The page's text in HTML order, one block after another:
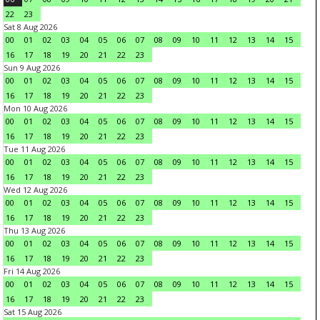
22
23
Sat 8 Aug 2026
00
01 02 03 04 05 06 07 08 09 10 11 12 13 14
15
16
17 18 19 20 21 22
23
Sun 9 Aug 2026
00
01 02 03 04 05 06 07 08 09 10 11 12 13 14
15
16
17 18 19 20 21 22
23
Mon 10 Aug 2026
00
01 02 03 04 05 06 07 08 09 10 11 12 13 14
15
16
17 18 19 20 21 22
23
Tue 11 Aug 2026
00
01 02 03 04 05 06 07 08 09 10 11 12 13 14
15
16
17 18 19 20 21 22
23
Wed 12 Aug 2026
00
01 02 03 04 05 06 07 08 09 10 11 12 13 14
15
16
17 18 19 20 21 22
23
Thu 13 Aug 2026
00
01 02 03 04 05 06 07 08 09 10 11 12 13 14
15
16
17 18 19 20 21 22
23
Fri 14 Aug 2026
00
01 02 03 04 05 06 07 08 09 10 11 12 13 14
15
16
17 18 19 20 21 22
23
Sat 15 Aug 2026